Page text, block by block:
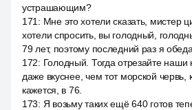
устрашающим?
171 : Мне это хотели сказать, мистер
хотели спросить, вы голодный,
79 лет, поэтому последний раз я
172: Голодный. Тогда отрезайте наши
даже вкуснее, чем тот морской червь,
кажется, в 76.
173: Я возьму таких ещё 640 готов